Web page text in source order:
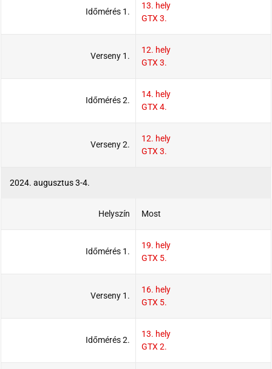
Időmérés 1.
13. hely
GTX 3.
Verseny 1.
12. hely
GTX 3.
Időmérés 2.
14. hely
GTX 4.
Verseny 2.
12. hely
GTX 3.
2024. augusztus 3-4.
Helyszín Most
Időmérés 1.
19. hely
GTX 5.
Verseny 1.
16. hely
GTX 5.
Időmérés 2.
13. hely
GTX 2.